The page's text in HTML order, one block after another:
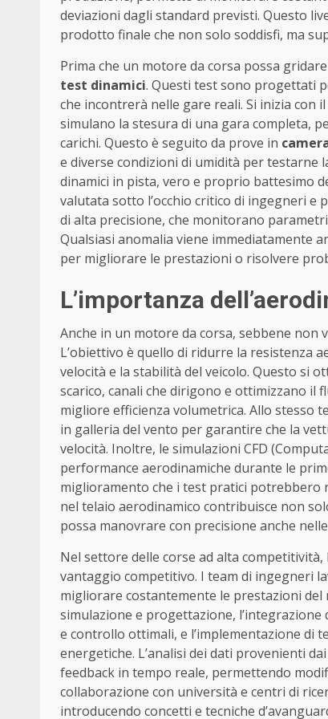
deviazioni dagli standard previsti. Questo
prodotto finale che non solo soddisfi, ma
Prima che un motore da corsa possa
test dinamici. Questi test sono progettati
che incontrerà nelle gare reali. Si inizia con
simulano la stesura di una gara completa,
carichi. Questo è seguito da prove in
e diverse condizioni di umidità per testarne
dinamici in pista, vero e proprio battesimo
valutata sotto l’occhio critico di ingegneri
di alta precisione, che monitorano
Qualsiasi anomalia viene immediatamente
per migliorare le prestazioni o risolvere
L’importanza
Anche in un motore da corsa, sebbene non
L’obiettivo è quello di ridurre la resistenza
velocità e la stabilità del veicolo. Questo si
scarico, canali che dirigono e ottimizzano il
migliore efficienza volumetrica. Allo stesso
in galleria del vento per garantire che la
velocità. Inoltre, le simulazioni CFD
performance aerodinamiche durante le
miglioramento che i test pratici potrebbero
nel telaio aerodinamico contribuisce non
possa manovrare con precisione anche
Nel settore delle corse ad alta competitività,
vantaggio competitivo. I team di ingegneri
migliorare costantemente le prestazioni del
simulazione e progettazione,
e controllo ottimali, e l’implementazione di
energetiche. L’analisi dei dati provenienti
feedback in tempo reale, permettendo
collaborazione con università e centri di
introducendo concetti e tecniche